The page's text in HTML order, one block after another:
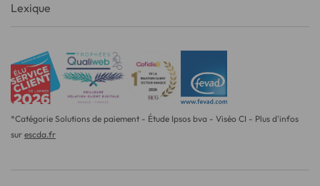
Lexique
*Catégorie Solutions de paiement - Étude Ipsos bva - Viséo CI - Plus d'infos
sur escda.fr